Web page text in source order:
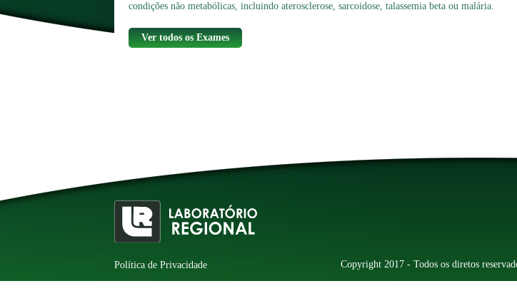
condições não metabólicas, incluindo aterosclerose, sarcoidose, talassemia beta ou malária.
Ver todos os Exames
Política de Privacidade Copyright 2017 - Todos os diretos